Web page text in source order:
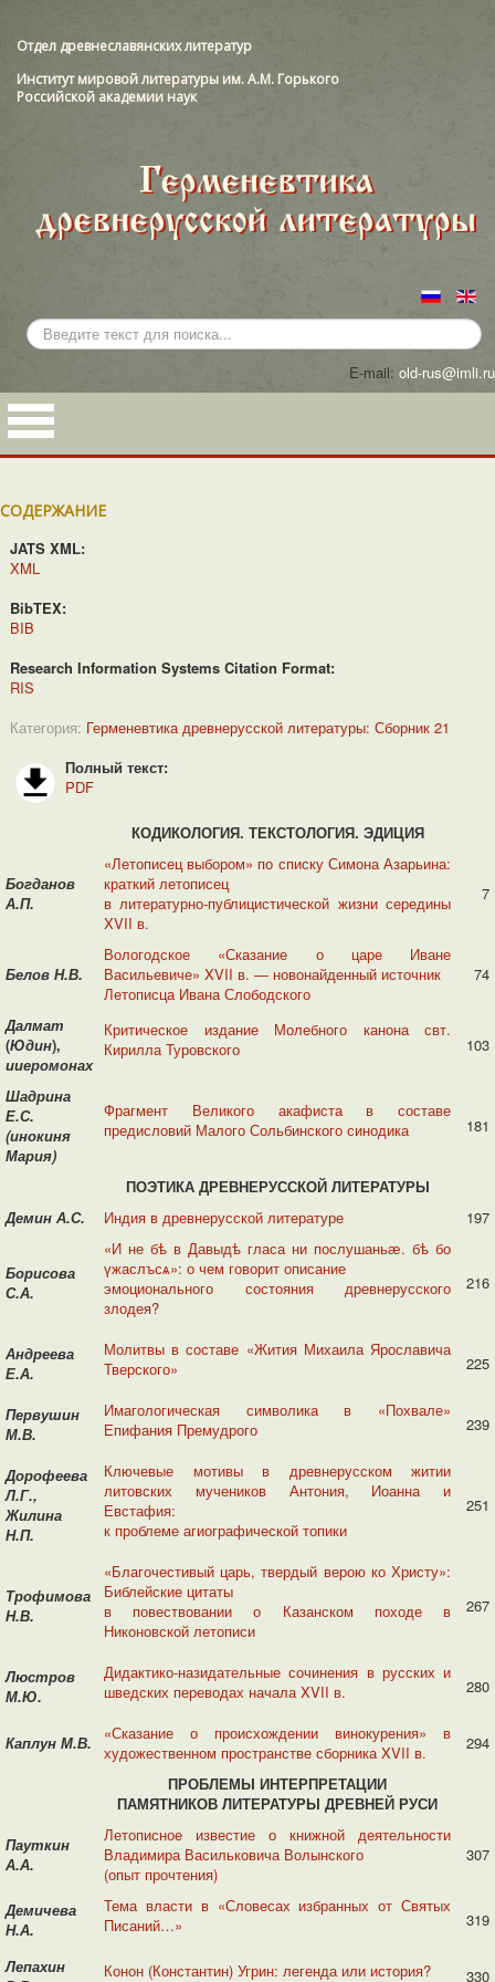
Отдел древнеславянских литератур
Институт мировой литературы им. А.М. Горького
Российской академии наук
Искать...
E-mail: old-rus@imli.ru
СОДЕРЖАНИЕ
JATS XML:
XML
BibTEX:
BIB
Research Information Systems Citation Format:
RIS
Категория: Герменевтика древнерусской литературы: Сборник 21
Полный текст:
PDF
КОДИКОЛОГИЯ. ТЕКСТОЛОГИЯ. ЭДИЦИЯ
Богданов
А.П.
«Летописец выбором» по списку Симона Азарьина:
краткий летописец
в литературно-публицистической жизни середины
XVII в.
7
Белов Н.В.
Вологодское «Сказание о царе Иване
Васильевиче» XVII в. — новонайденный источник
Летописца Ивана Слободского
74
Далмат
(Юдин),
ииеромонах
Критическое издание Молебного канона свт.
Кирилла Туровского
103
Шадрина
Е.С.
(инокиня
Мария)
Фрагмент Великого акафиста в составе
предисловий Малого Сольбинского синодика
181
ПОЭТИКА ДРЕВНЕРУССКОЙ ЛИТЕРАТУРЫ
Демин А.С.
Индия в древнерусской литературе 197
Борисова
С.А.
«И не бѣ в Давыдѣ гласа ни послушаньӕ. бѣ бо
үжаслъсѧ»: о чем говорит описание
эмоционального состояния древнерусского
злодея?
216
Андреева
Е.А.
Молитвы в составе «Жития Михаила Ярославича
Тверского»
225
Первушин
М.В.
Имагологическая символика в «Похвале»
Епифания Премудрого
239
Дорофеева
Л.Г.,
Жилина
Н.П.
Ключевые мотивы в древнерусском житии
литовских мучеников Антония, Иоанна и
Евстафия:
к проблеме агиографической топики
251
Трофимова
Н.В.
«Благочестивый царь, твердый верою ко Христу»:
Библейские цитаты
в повествовании о Казанском походе в
Никоновской летописи
267
Люстров
М.Ю.
Дидактико-назидательные сочинения в русских и
шведских переводах начала XVII в.
280
Каплун М.В.
«Сказание о происхождении винокурения» в
художественном пространстве сборника XVII в.
294
ПРОБЛЕМЫ ИНТЕРПРЕТАЦИИ
ПАМЯТНИКОВ ЛИТЕРАТУРЫ ДРЕВНЕЙ РУСИ
Пауткин
А.А.
Летописное известие о книжной деятельности
Владимира Васильковича Волынского
(опыт прочтения)
307
Демичева
Н.А.
Тема власти в «Словесах избранных от Святых
Писаний…»
319
Лепахин
Конон (Константин) Угрин: легенда или история? 330